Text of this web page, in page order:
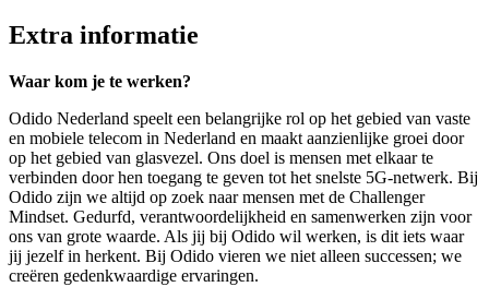
Extra informatie
Waar kom je te werken?
Odido Nederland speelt een belangrijke rol op het gebied van vaste
en mobiele telecom in Nederland en maakt aanzienlijke groei door
op het gebied van glasvezel. Ons doel is mensen met elkaar te
verbinden door hen toegang te geven tot het snelste 5G-netwerk. Bij
Odido zijn we altijd op zoek naar mensen met de Challenger
Mindset. Gedurfd, verantwoordelijkheid en samenwerken zijn voor
ons van grote waarde. Als jij bij Odido wil werken, is dit iets waar
jij jezelf in herkent. Bij Odido vieren we niet alleen successen; we
creëren gedenkwaardige ervaringen.